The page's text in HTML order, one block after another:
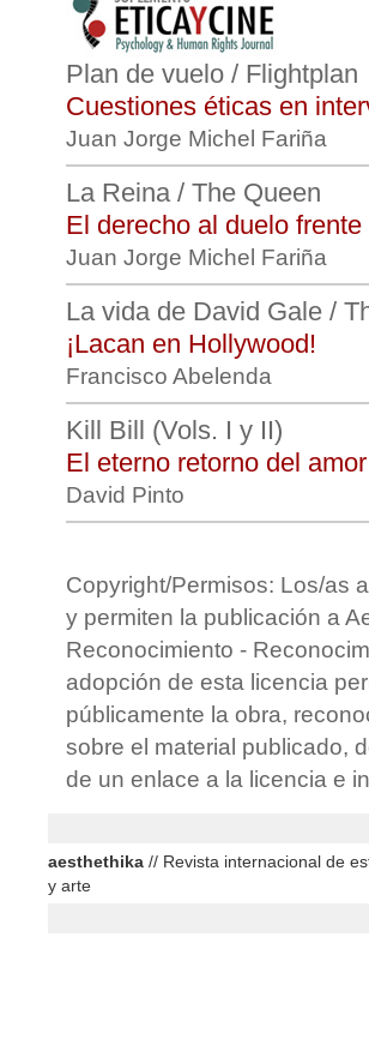
Plan de vuelo / Flightplan
Cuestiones éticas en
Juan Jorge Michel Fariña
La Reina / The Queen
El derecho al duelo
Juan Jorge Michel Fariña
La vida de David Gale /
¡Lacan en Hollywood!
Francisco Abelenda
Kill Bill (Vols. I y II)
El eterno retorno del amor
David Pinto
Copyright/Permisos: Los/as
y permiten la publicación a
Reconocimiento -
adopción de esta licencia
públicamente la obra,
sobre el material publicado,
de un enlace a la licencia e
aesthethika // Revista internacional de
y arte